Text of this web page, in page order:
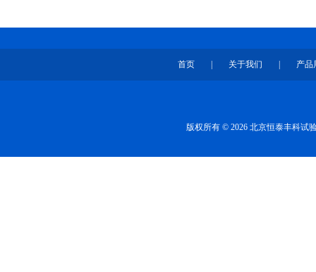
首页 关于我们 产品
版权所有 © 2026 北京恒泰丰科试